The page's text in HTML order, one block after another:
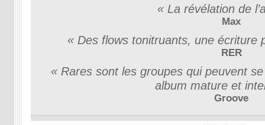
« La révélation de
Max
« Des flows tonitruants, une
RER
« Rares sont les groupes qui peuvent
album mature et
Groove